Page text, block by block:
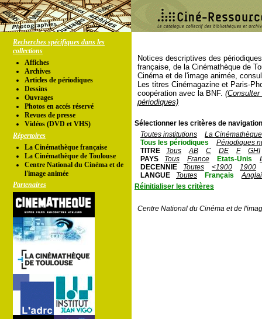
Recherches spécifiques dans les
collections
Affiches
Archives
Articles de périodiques
Dessins
Ouvrages
Photos en accés réservé
Revues de presse
Vidéos (DVD et VHS)
Répertoires
La Cinémathèque française
La Cinémathèque de Toulouse
Centre National du Cinéma et de
l'image animée
Partenaires
Notices descriptives des
française, de la Cinémathèque de
Cinéma et de l'image animée,
Les titres Cinémagazine et Paris-
coopération avec la BNF.
périodiques)
Sélectionner les critères de
Toutes institutions
La
Tous les périodiques
Périodiques
TITRE
Tous AB C DE F
GHI
PAYS
Tous France Etats-Unis
DECENNIE
Toutes <1900
1900
LANGUE
Toutes Français
Réinitialiser les critères
Centre National du Cinéma et de